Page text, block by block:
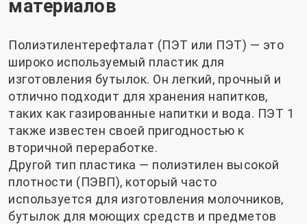
материалов
Полиэтилентерефталат (ПЭТ или ПЭТ) — это
широко используемый пластик для
изготовления бутылок. Он легкий, прочный и
отлично подходит для хранения напитков,
таких как газированные напитки и вода. ПЭТ 1
также известен своей пригодностью к
вторичной переработке.
Другой тип пластика — полиэтилен высокой
плотности (ПЭВП), который часто
используется для изготовления молочников,
бутылок для моющих средств и предметов